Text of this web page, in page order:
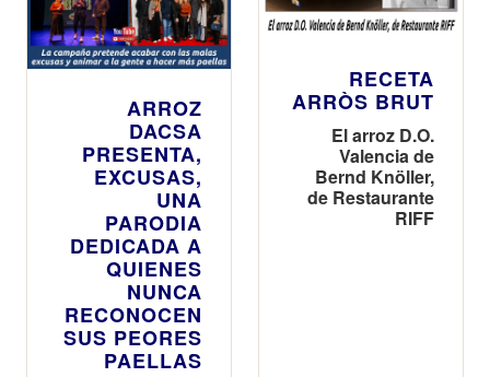
ARROZ
DACSA
PRESENTA,
EXCUSAS,
UNA
PARODIA
DEDICADA A
QUIENES
NUNCA
RECONOCEN
SUS PEORES
PAELLAS
RECETA
ARRÒS BRUT
El arroz D.O.
Valencia de
Bernd Knöller,
de Restaurante
RIFF